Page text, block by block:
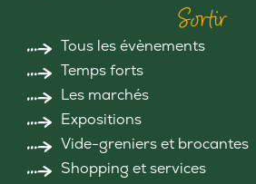
Sortir
Tous les évènements
Temps forts
Les marchés
Expositions
Vide-greniers et brocantes
Shopping et services